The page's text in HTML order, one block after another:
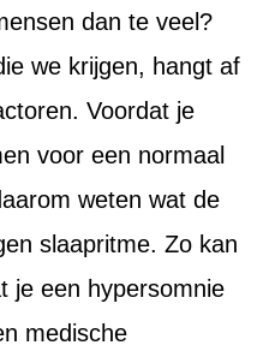
dan te veel?
we krijgen, hangt af
Voordat je
voor een normaal
weten wat de
slaapritme. Zo kan
je een hypersomnie
medische